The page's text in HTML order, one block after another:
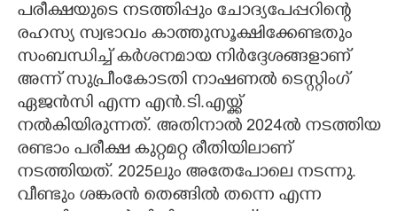
പരീക്ഷയുടെ നടത്തിപ്പും ചോദ്യപേപ്പറിന്റെ
രഹസ്യ സ്വഭാവം കാത്തുസൂക്ഷിക്കേണ്ടതും
സംബന്ധിച്ച് കർശനമായ നിർദ്ദേശങ്ങളാണ്
അന്ന് സുപ്രീംകോടതി നാഷണൽ ടെസ്റ്റിംഗ്
ഏജൻസി എന്ന എൻ.ടി.എയ്ക്ക്
നൽകിയിരുന്നത്. അതിനാൽ 2024ൽ നടത്തിയ
രണ്ടാം പരീക്ഷ കുറ്റമറ്റ രീതിയിലാണ്
നടത്തിയത്. 2025ലും അതേപോലെ നടന്നു.
വീണ്ടും ശങ്കരൻ തെങ്ങിൽ തന്നെ എന്ന